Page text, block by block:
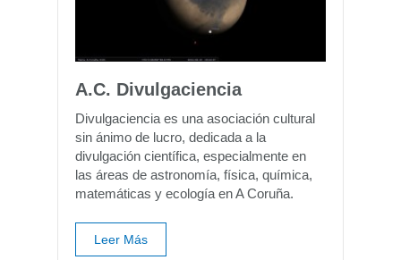
A.C. Divulgaciencia
Divulgaciencia es una asociación cultural
sin ánimo de lucro, dedicada a la
divulgación científica, especialmente en
las áreas de astronomía, física, química,
matemáticas y ecología en A Coruña.
Leer Más